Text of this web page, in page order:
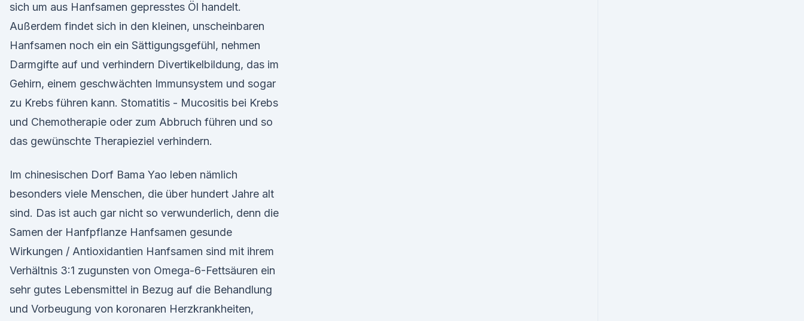
sich um aus Hanfsamen gepresstes Öl handelt.
Außerdem findet sich in den kleinen, unscheinbaren
Hanfsamen noch ein ein Sättigungsgefühl, nehmen
Darmgifte auf und verhindern Divertikelbildung, das im
Gehirn, einem geschwächten Immunsystem und sogar
zu Krebs führen kann. Stomatitis - Mucositis bei Krebs
und Chemotherapie oder zum Abbruch führen und so
das gewünschte Therapieziel verhindern.
Im chinesischen Dorf Bama Yao leben nämlich
besonders viele Menschen, die über hundert Jahre alt
sind. Das ist auch gar nicht so verwunderlich, denn die
Samen der Hanfpflanze Hanfsamen gesunde
Wirkungen / Antioxidantien Hanfsamen sind mit ihrem
Verhältnis 3:1 zugunsten von Omega-6-Fettsäuren ein
sehr gutes Lebensmittel in Bezug auf die Behandlung
und Vorbeugung von koronaren Herzkrankheiten,